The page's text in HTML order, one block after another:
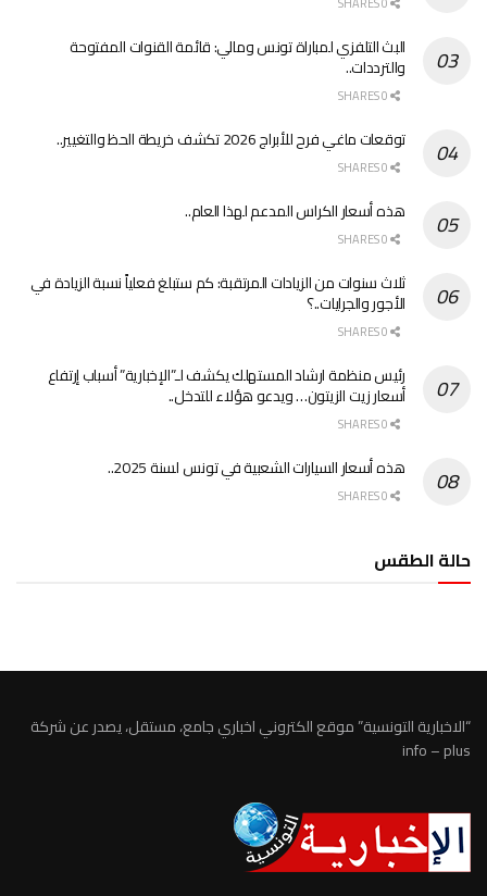
البث التلفزي لمباراة تونس ومالي: قائمة القنوات المفتوحة
والترددات..
توقعات ماغي فرح للأبراج 2026 تكشف خريطة الحظ والتغيير..
هذه أسعار الكراس المدعم لهذا العام..
ثلاث سنوات من الزيادات المرتقبة: كم ستبلغ فعلياً نسبة الزيادة في
الأجور والجرايات..؟
رئيس منظمة ارشاد المستهلك يكشف لـ”الإخبارية” أسباب إرتفاع
أسعار زيت الزيتون… ويدعو هؤلاء للتدخل..
هذه أسعار السيارات الشعبية في تونس لسنة 2025..
حالة الطقس
“الاخبارية التونسية” موقع الكتروني اخباري جامع، مستقل، يصدر عن شركة
info – plus